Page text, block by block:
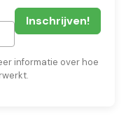
informatie over hoe